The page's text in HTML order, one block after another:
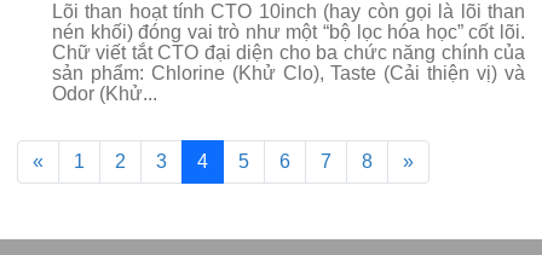
Lõi than hoạt tính CTO 10inch (hay còn gọi là lõi than
nén khối) đóng vai trò như một “bộ lọc hóa học” cốt lõi.
Chữ viết tắt CTO đại diện cho ba chức năng chính của
sản phẩm: Chlorine (Khử Clo), Taste (Cải thiện vị) và
Odor (Khử...
« 1 2 3 4 5 6 7 8 »